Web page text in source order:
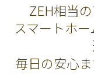
ZEH相当
スマートホ
毎日の安心